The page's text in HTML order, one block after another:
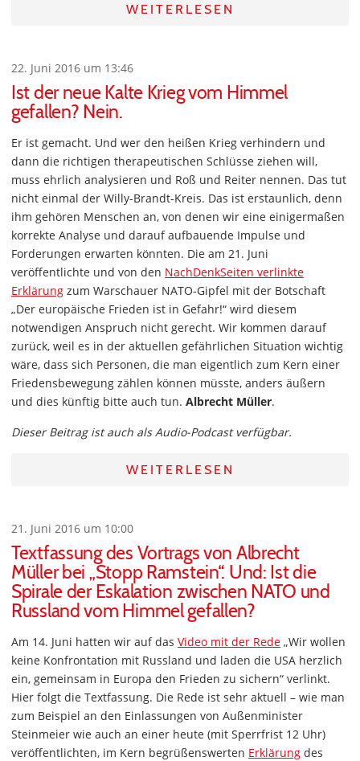
WEITERLESEN
22. Juni 2016 um 13:46
Ist der neue Kalte Krieg vom Himmel
gefallen? Nein.
Er ist gemacht. Und wer den heißen Krieg verhindern und
dann die richtigen therapeutischen Schlüsse ziehen will,
muss ehrlich analysieren und Roß und Reiter nennen. Das tut
nicht einmal der Willy-Brandt-Kreis. Das ist erstaunlich, denn
ihm gehören Menschen an, von denen wir eine einigermaßen
korrekte Analyse und darauf aufbauende Impulse und
Forderungen erwarten könnten. Die am 21. Juni
veröffentlichte und von den NachDenkSeiten verlinkte
Erklärung zum Warschauer NATO-Gipfel mit der Botschaft
„Der europäische Frieden ist in Gefahr!“ wird diesem
notwendigen Anspruch nicht gerecht. Wir kommen darauf
zurück, weil es in der aktuellen gefährlichen Situation wichtig
wäre, dass sich Personen, die man eigentlich zum Kern einer
Friedensbewegung zählen können müsste, anders äußern
und dies künftig bitte auch tun. Albrecht Müller.
Dieser Beitrag ist auch als Audio-Podcast verfügbar.
WEITERLESEN
21. Juni 2016 um 10:00
Textfassung des Vortrags von Albrecht
Müller bei „Stopp Ramstein“. Und: Ist die
Spirale der Eskalation zwischen NATO und
Russland vom Himmel gefallen?
Am 14. Juni hatten wir auf das Video mit der Rede „Wir wollen
keine Konfrontation mit Russland und laden die USA herzlich
ein, gemeinsam in Europa den Frieden zu sichern“ verlinkt.
Hier folgt die Textfassung. Die Rede ist sehr aktuell – wie man
zum Beispiel an den Einlassungen von Außenminister
Steinmeier wie auch an einer heute (mit Sperrfrist 12 Uhr)
veröffentlichten, im Kern begrüßenswerten Erklärung des